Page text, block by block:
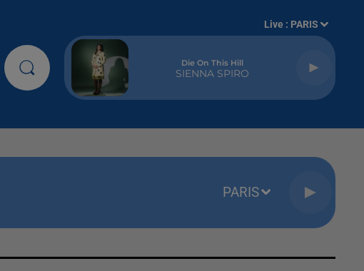
Live : PARIS
Die On This Hill
SIENNA SPIRO
PARIS